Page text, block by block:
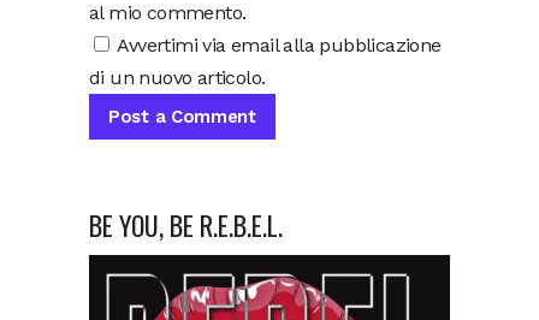
al mio commento.
Avvertimi via email alla pubblicazione
di un nuovo articolo.
BE YOU, BE R.E.B.E.L.